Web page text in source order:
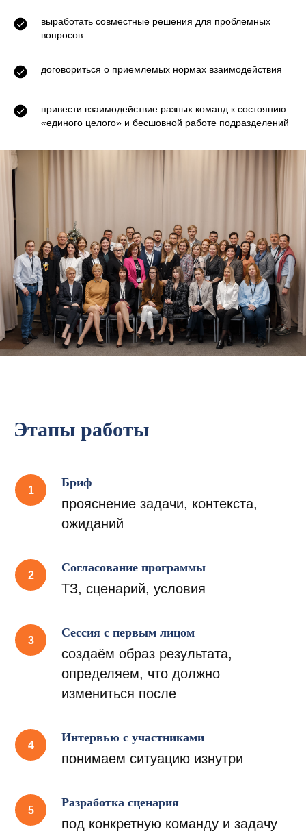
выработать совместные решения для проблемных
вопросов
договориться о приемлемых нормах взаимодействия
привести взаимодействие разных команд к состоянию
«единого целого» и бесшовной работе подразделений
Слаженная работа
функциональной команды –
1
постоянные внешние изменений –
всё это факторы разбалансировки
для команды.
2
Скорость происходящих
в команде.
коммерческого подразделения,
подразделения маркетинга, IT или
Этапы работы
Бриф
прояснение задачи, контекста,
ожиданий
Согласование программы
ТЗ, сценарий, условия
Сессия с первым лицом
создаём образ результата,
определяем, что должно
измениться после
Интервью с участниками
понимаем ситуацию изнутри
Разработка сценария
под конкретную команду и задачу